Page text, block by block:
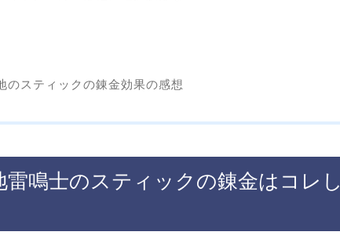
のスティックの錬金効果の感想
雷鳴士のスティックの錬金はコレし